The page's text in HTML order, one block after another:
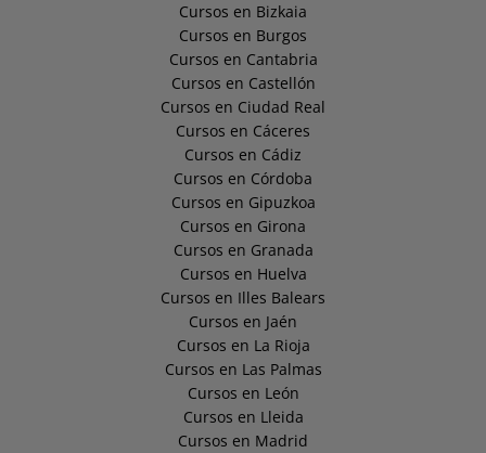
Cursos en Bizkaia
Cursos en Burgos
Cursos en Cantabria
Cursos en Castellón
Cursos en Ciudad Real
Cursos en Cáceres
Cursos en Cádiz
Cursos en Córdoba
Cursos en Gipuzkoa
Cursos en Girona
Cursos en Granada
Cursos en Huelva
Cursos en Illes Balears
Cursos en Jaén
Cursos en La Rioja
Cursos en Las Palmas
Cursos en León
Cursos en Lleida
Cursos en Madrid